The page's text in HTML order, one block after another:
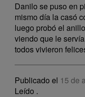
Danilo se puso en
mismo día la casó
luego probó el
viendo que le
todos vivieron
Publicado el 15 de
Leído .